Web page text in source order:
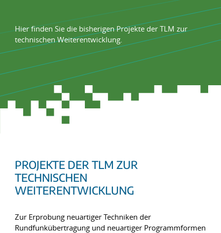
Hier finden Sie die bisherigen Projekte der TLM zur
technischen Weiterentwicklung.
PROJEKTE DER TLM ZUR
TECHNISCHEN
WEITERENTWICKLUNG
Zur Erprobung neuartiger Techniken der
Rundfunkübertragung und neuartiger Programmformen